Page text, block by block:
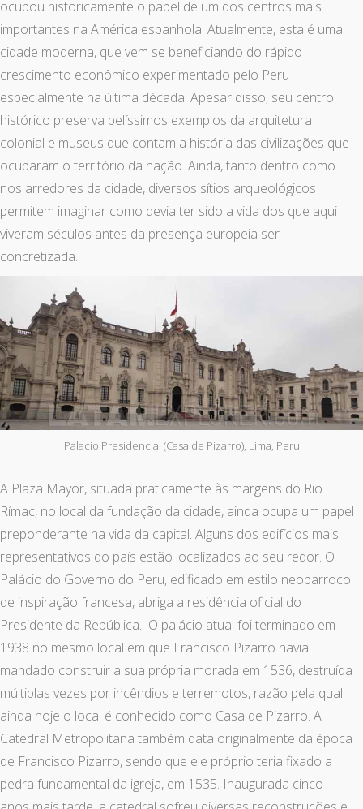
ocupou historicamente o papel de um dos centros mais
importantes na América espanhola. Atualmente, esta é uma
cidade moderna, que vem se beneficiando do rápido
crescimento econômico experimentado pelo Peru
especialmente na última década. Apesar disso, seu centro
histórico preserva belíssimos exemplos da arquitetura
colonial e museus que contam a história das civilizações que
ocuparam o território da nação. Ainda, tanto dentro como
nos arredores da cidade, diversos sítios arqueológicos
permitem imaginar como devia ter sido a vida dos que aqui
viveram séculos antes da presença europeia ser
concretizada.
Palacio Presidencial (Casa de Pizarro), Lima, Peru
A Plaza Mayor, situada praticamente às margens do Rio
Rímac, no local da fundação da cidade, ainda ocupa um papel
preponderante na vida da capital. Alguns dos edifícios mais
representativos do país estão localizados ao seu redor. O
Palácio do Governo do Peru, edificado em estilo neobarroco
de inspiração francesa, abriga a residência oficial do
Presidente da República. O palácio atual foi terminado em
1938 no mesmo local em que Francisco Pizarro havia
mandado construir a sua própria morada em 1536, destruída
múltiplas vezes por incêndios e terremotos, razão pela qual
ainda hoje o local é conhecido como Casa de Pizarro. A
Catedral Metropolitana também data originalmente da época
de Francisco Pizarro, sendo que ele próprio teria fixado a
pedra fundamental da igreja, em 1535. Inaugurada cinco